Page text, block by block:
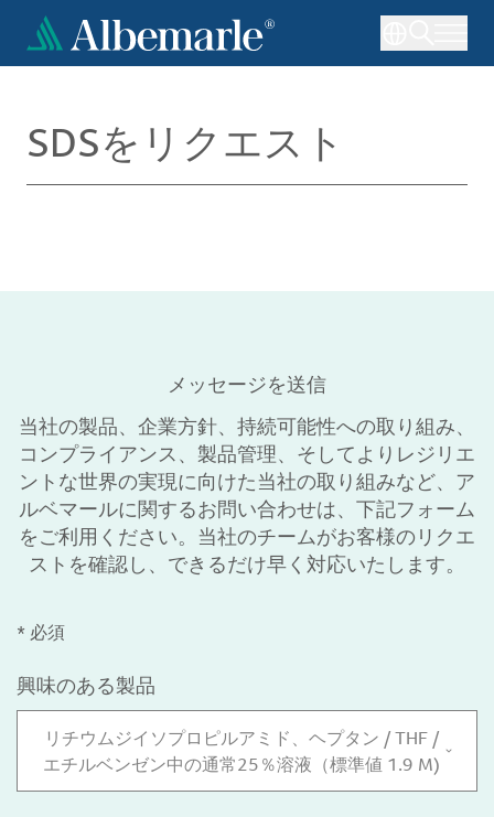
ン
SDSをリクエスト
メッセージを送信
当社の製品、企業方針、持続可能性への取り組み、
コンプライアンス、製品管理、そしてよりレジリエ
ントな世界の実現に向けた当社の取り組みなど、ア
ルベマールに関するお問い合わせは、下記フォーム
をご利用ください。当社のチームがお客様のリクエ
ストを確認し、できるだけ早く対応いたします。
* 必須
興味のある製品
リチウムジイソプロピルアミド、ヘプタン / THF /
エチルベンゼン中の通常25％溶液（標準値 1.9 M)